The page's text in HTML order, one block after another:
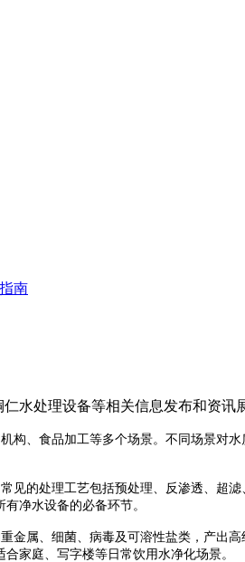
南
水处理设备等相关信息发布和资讯
构、食品加工等多个场景。不同场景对
见的处理工艺包括预处理、反渗透、超
净水设备的必备环节。
属、细菌、病毒及可溶性盐类，产出
家庭、写字楼等日常饮用水净化场景。